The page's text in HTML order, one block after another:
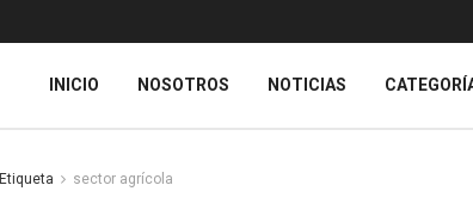
INICIO NOSOTROS NOTICIAS
Etiqueta sector agrícola